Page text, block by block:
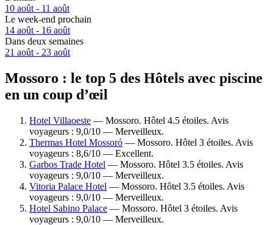
10 août - 11 août
Le week-end prochain
14 août - 16 août
Dans deux semaines
21 août - 23 août
Mossoro : le top 5 des Hôtels avec piscine
en un coup d’œil
Hotel Villaoeste — Mossoro. Hôtel 4.5 étoiles. Avis
voyageurs : 9,0/10 — Merveilleux.
Thermas Hotel Mossoró — Mossoro. Hôtel 3 étoiles. Avis
voyageurs : 8,6/10 — Excellent.
Garbos Trade Hotel — Mossoro. Hôtel 3.5 étoiles. Avis
voyageurs : 9,0/10 — Merveilleux.
Vitoria Palace Hotel — Mossoro. Hôtel 3.5 étoiles. Avis
voyageurs : 9,0/10 — Merveilleux.
Hotel Sabino Palace — Mossoro. Hôtel 3 étoiles. Avis
voyageurs : 9,0/10 — Merveilleux.